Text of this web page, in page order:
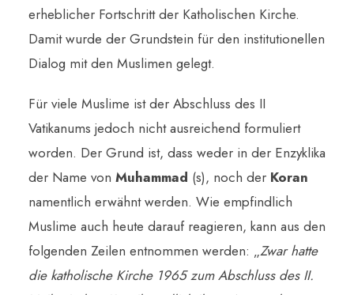
erheblicher Fortschritt der Katholischen Kirche.
Damit wurde der Grundstein für den institutionellen
Dialog mit den Muslimen gelegt.
Für viele Muslime ist der Abschluss des II
Vatikanums jedoch nicht ausreichend formuliert
worden. Der Grund ist, dass weder in der Enzyklika
der Name von Muhammad (s), noch der Koran
namentlich erwähnt werden. Wie empfindlich
Muslime auch heute darauf reagieren, kann aus den
folgenden Zeilen entnommen werden: „Zwar hatte
die katholische Kirche 1965 zum Abschluss des II.